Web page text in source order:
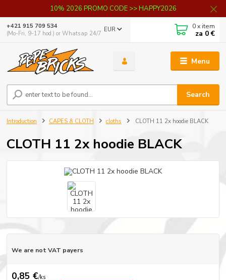
10% 2026 PROMO CODE >> HAPPY2026
Menu
EUR
Search
+421 915 709 534
(Mo-Fri, 9-17 hod.) or Whatsap 24/7
0x item
za 0 €
Introduction CAPES & CLOTH cloths CLOTH 11 2x hoodie BLACK
CLOTH 11 2x hoodie BLACK
We are not VAT payers
0,85 €/ks